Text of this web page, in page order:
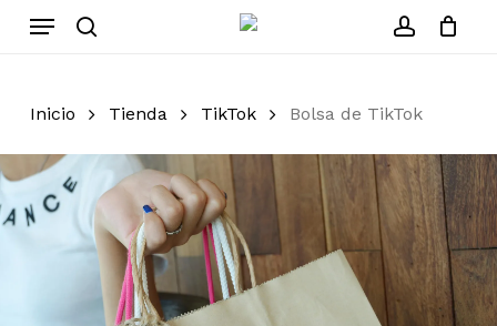
Menu
Inicio Tienda TikTok Bolsa de TikTok